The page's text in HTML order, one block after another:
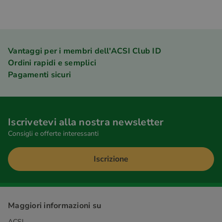
Vantaggi per i membri dell'ACSI Club ID
Ordini rapidi e semplici
Pagamenti sicuri
Iscrivetevi alla nostra newsletter
Consigli e offerte interessanti
Iscrizione
Maggiori informazioni su